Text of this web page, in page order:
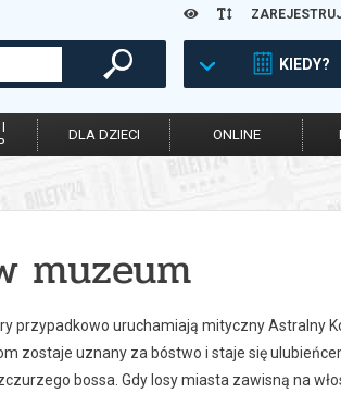
KIEDY?
DLA DZIECI ONLINE
muzeum
przypadkowo uruchamiają mityczny Astralny
zostaje uznany za bóstwo i staje się
bossa. Gdy losy miasta zawisną na